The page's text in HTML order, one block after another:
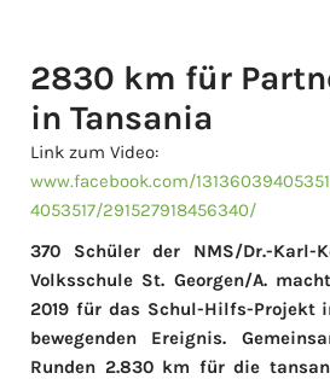
2830 km für
in Tansania
Link zum Video:
www.facebook.com/
4053517/291527918456340/
370 Schüler der NMS/Dr.-Karl-
Volksschule St. Georgen/A.
2019 für das Schul-Hilfs-Projekt
bewegenden Ereignis.
Runden 2.830 km für die